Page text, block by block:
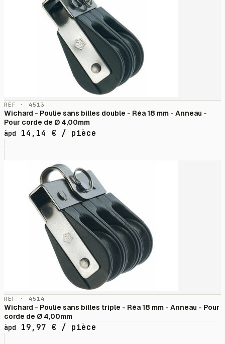
RÉF · 4513
Wichard - Poulie sans billes double - Réa 18 mm - Anneau -
Pour corde de Ø 4,00mm
àpd
14,14 € / pièce
RÉF · 4514
Wichard - Poulie sans billes triple - Réa 18 mm - Anneau - Pour
corde de Ø 4,00mm
àpd
19,97 € / pièce